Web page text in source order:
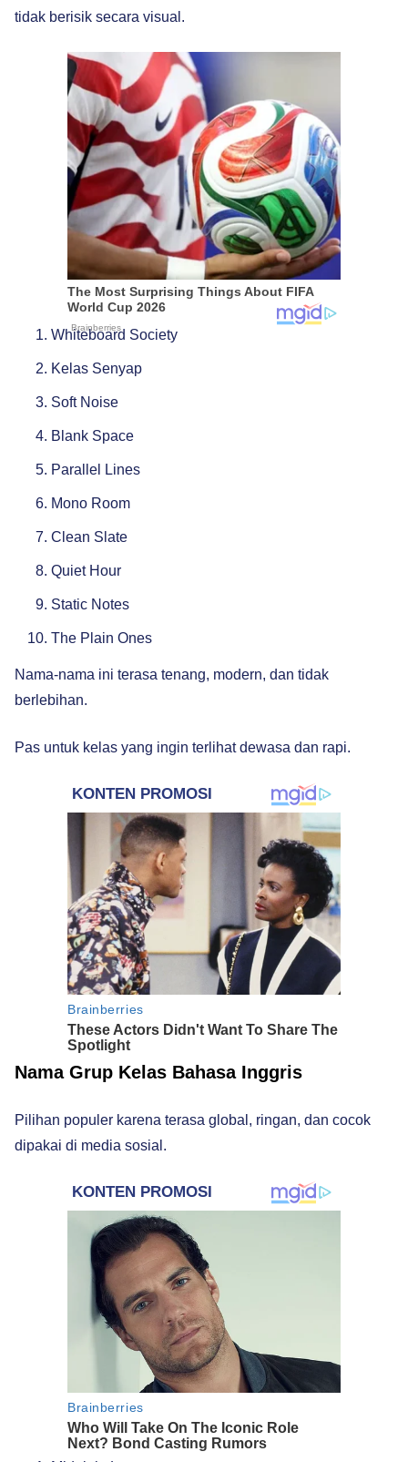
tidak berisik secara visual.
Whiteboard Society
Kelas Senyap
Soft Noise
Blank Space
Parallel Lines
Mono Room
Clean Slate
Quiet Hour
Static Notes
The Plain Ones
Nama-nama ini terasa tenang, modern, dan tidak
berlebihan.
Pas untuk kelas yang ingin terlihat dewasa dan rapi.
Nama Grup Kelas Bahasa Inggris
Pilihan populer karena terasa global, ringan, dan cocok
dipakai di media sosial.